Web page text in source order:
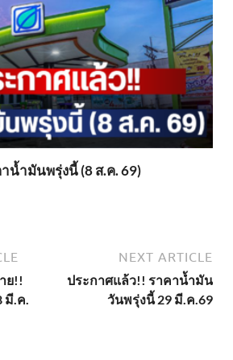
น้ำมันพรุ่งนี้ (8 ส.ค. 69)
ย!!
.ค.
NEXT ARTICLE
ประกาศแล้ว!! ราคาน้ำมัน
วันพรุ่งนี้ 29 มี.ค.69